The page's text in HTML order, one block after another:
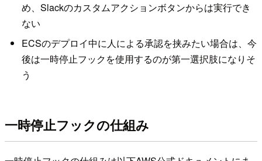
め、Slackのカスタムアクションボタンからは実行でき
ない
ECSのデプロイ中に人による承認を挟みたい場合は、今
後は一時停止フックを使用するのが第一選択肢になりそ
う
一時停止フックの仕組み